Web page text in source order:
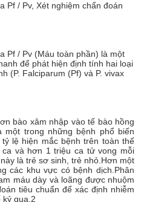
Pf / Pv, Xét nghiệm chẩn đoán
Pf / Pv (Máu toàn phần) là một
để phát hiện định tính hai loại
(P. Falciparum (Pf) và P. vivax
bào xâm nhập vào tế bào hồng
trong những bệnh phổ biến
lệ hiện mắc bệnh trên toàn thế
và hơn 1 triệu ca tử vong mỗi
là trẻ sơ sinh, trẻ nhỏ.Hơn một
các khu vực có bệnh dịch.Phân
máu dày và loãng được nhuộm
tiêu chuẩn để xác định nhiễm
kỷ qua.2